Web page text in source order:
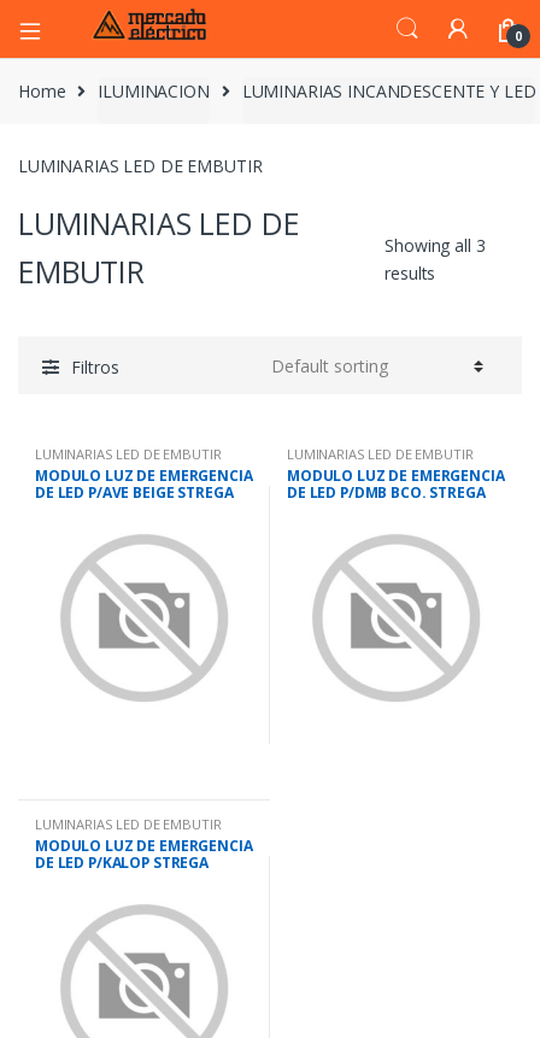
0
Home ILUMINACION LUMINARIAS INCANDESCENTE Y LED
LUMINARIAS LED DE EMBUTIR
LUMINARIAS LED DE
EMBUTIR
Showing all 3
results
Filtros
LUMINARIAS LED DE EMBUTIR
MODULO LUZ DE EMERGENCIA
DE LED P/AVE BEIGE STREGA
LUMINARIAS LED DE EMBUTIR
MODULO LUZ DE EMERGENCIA
DE LED P/DMB BCO. STREGA
LUMINARIAS LED DE EMBUTIR
MODULO LUZ DE EMERGENCIA
DE LED P/KALOP STREGA